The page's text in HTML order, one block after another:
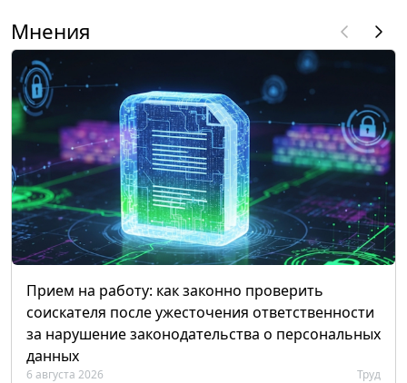
Мнения
Прием на работу: как законно проверить
соискателя после ужесточения ответственности
за нарушение законодательства о персональных
данных
6 августа 2026 Труд